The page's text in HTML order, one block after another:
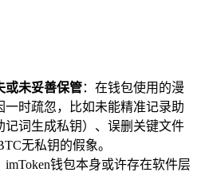
或未妥善保管：在钱包使用的漫
一时疏忽，比如未能精准记录助
记词生成私钥）、误删关键文件
无私钥的假象。
imToken钱包本身或许存在软件层